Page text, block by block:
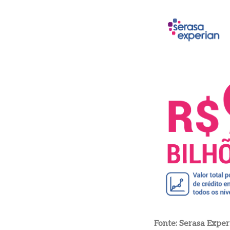
Fonte: Serasa